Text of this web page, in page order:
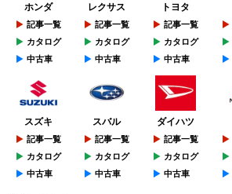
ホンダ
記事一覧
カタログ
中古車
レクサス
記事一覧
カタログ
中古車
トヨタ
記事一覧
カタログ
中古車
スズキ
記事一覧
カタログ
中古車
スバル
記事一覧
カタログ
中古車
ダイハツ
記事一覧
カタログ
中古車